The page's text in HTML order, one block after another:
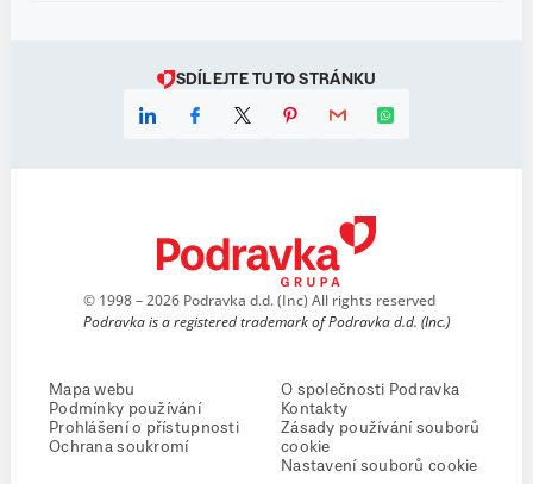
SDÍLEJTE TUTO STRÁNKU
© 1998 – 2026 Podravka d.d. (Inc) All rights reserved
Podravka is a registered trademark of Podravka d.d. (Inc.)
Mapa webu
Podmínky používání
Prohlášení o přístupnosti
Ochrana soukromí
O společnosti Podravka
Kontakty
Zásady používání souborů
cookie
Nastavení souborů cookie